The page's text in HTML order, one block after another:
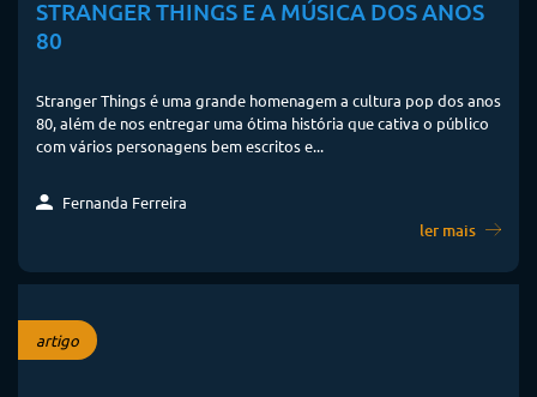
STRANGER THINGS E A MÚSICA DOS ANOS
80
Stranger Things é uma grande homenagem a cultura pop dos anos
80, além de nos entregar uma ótima história que cativa o público
com vários personagens bem escritos e...
Fernanda Ferreira
ler mais
artigo